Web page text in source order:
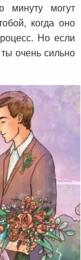
минуту могут
когда оно
Но если
очень сильно